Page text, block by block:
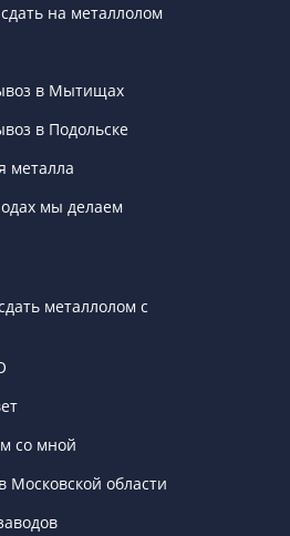
на металлолом
в Мытищах
в Подольске
металла
мы делаем
металлолом с
со мной
Московской области